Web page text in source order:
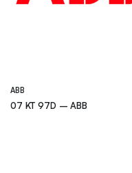
ABB
07 KT 97D – ABB